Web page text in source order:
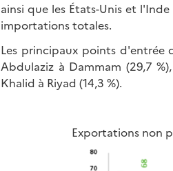
ainsi que les États-Unis et
importations totales.
Les principaux points d'entrée
Abdulaziz à Dammam (29,7
Khalid à Riyad (14,3 %).
Exportations non